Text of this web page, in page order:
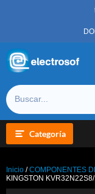
Categoría
Inicio /COMPONENTES
KINGSTON